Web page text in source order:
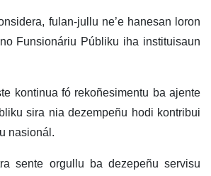
fulan-jullu ne’e hanesan loron
Funsionáriu Públiku iha instituisaun
kontinua fó rekoñesimentu ba ajente
sira nia dezempeñu hodi kontribui
nasionál.
sente orgullu ba dezepeñu servisu